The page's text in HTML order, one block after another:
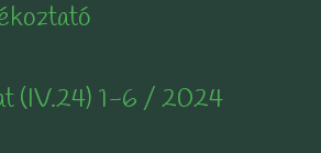
(IV.24) 1-6 / 2024